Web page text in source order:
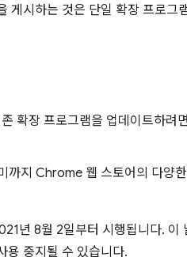
게시하는 것은 단일 확장 프로그
확장 프로그램을 업데이트하
까지 Chrome 웹 스토어의 다양
년 8월 2일부터 시행됩니다.
용 중지될 수 있습니다.